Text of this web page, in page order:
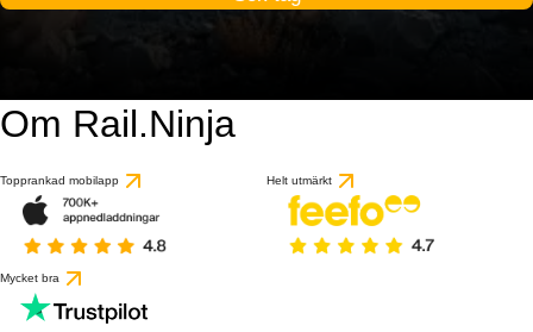
Om Rail.Ninja
Topprankad mobilapp Helt utmärkt
Mycket bra